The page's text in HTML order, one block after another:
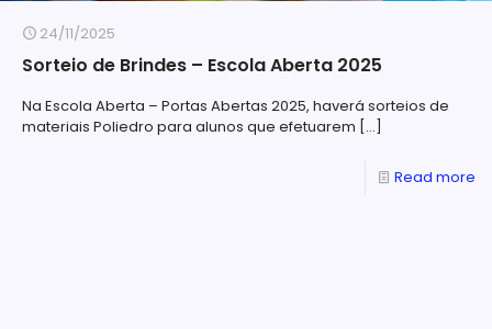
24/11/2025
Sorteio de Brindes – Escola Aberta 2025
Na Escola Aberta – Portas Abertas 2025, haverá sorteios de
materiais Poliedro para alunos que efetuarem […]
Read more